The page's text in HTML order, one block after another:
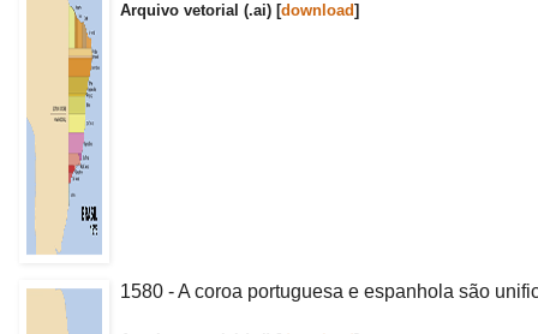
Arquivo vetorial (.ai) [download]
1580 - A coroa portuguesa e espanhola são